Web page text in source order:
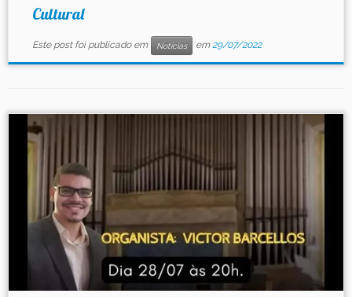
Cultural
Este post foi publicado em Notícias em29/07/2022